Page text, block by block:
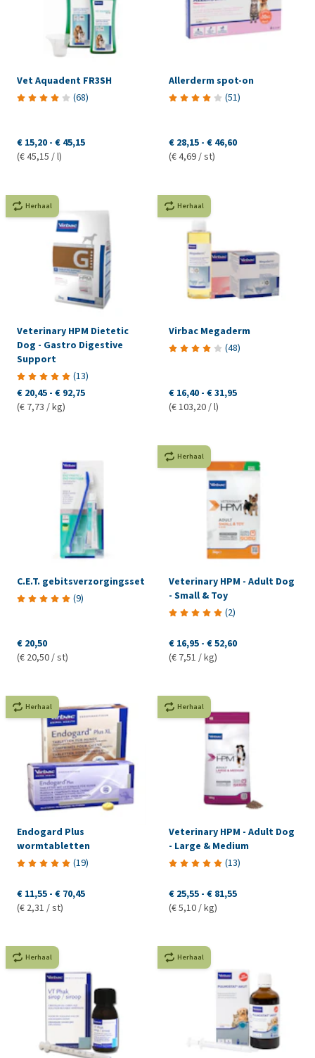
Vet Aquadent FR3SH
(68)
€ 15,20 - € 45,15
(€ 45,15 / l)
Allerderm spot-on
(51)
€ 28,15 - € 46,60
(€ 4,69 / st)
Herhaal
Veterinary HPM Dietetic
Dog - Gastro Digestive
Support
(13)
€ 20,45 - € 92,75
(€ 7,73 / kg)
Herhaal
Virbac Megaderm
(48)
€ 16,40 - € 31,95
(€ 103,20 / l)
C.E.T. gebitsverzorgingsset
(9)
€ 20,50
(€ 20,50 / st)
Herhaal
Veterinary HPM - Adult Dog
- Small & Toy
(2)
€ 16,95 - € 52,60
(€ 7,51 / kg)
Herhaal
Endogard Plus
wormtabletten
(19)
€ 11,55 - € 70,45
(€ 2,31 / st)
Herhaal
Veterinary HPM - Adult Dog
- Large & Medium
(13)
€ 25,55 - € 81,55
(€ 5,10 / kg)
Herhaal Herhaal